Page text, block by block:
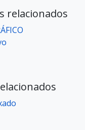
relacionados